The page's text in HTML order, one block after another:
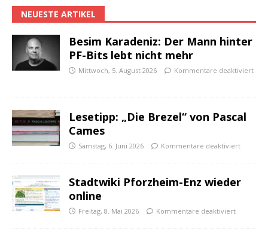
NEUESTE ARTIKEL
Besim Karadeniz: Der Mann hinter
PF-Bits lebt nicht mehr
Mittwoch, 5. August 2026 Kommentare deaktiviert
Lesetipp: „Die Brezel“ von Pascal
Cames
Samstag, 6. Juni 2026 Kommentare deaktiviert
Stadtwiki Pforzheim-Enz wieder
online
Freitag, 8. Mai 2026 Kommentare deaktiviert